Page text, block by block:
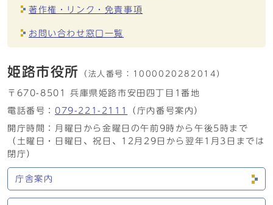
著作権・リンク・免責事項
お問い合わせ窓口一覧
姫路市役所 （法人番号： 1000020282014）
〒670-8501 兵庫県姫路市安田四丁目1番地
電話番号： 079-221-2111
（庁内番号案内）
開庁時間：月曜日から金曜日の午前9時から午後5時まで
（土曜日・日曜日、祝日、12月29日から翌年1月3日までは
閉庁）
庁舎案内